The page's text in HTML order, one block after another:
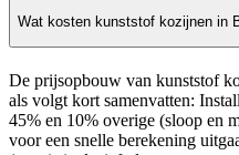
Wat kosten kunststof kozijnen in
De prijsopbouw van kunststof
als volgt kort samenvatten:
45% en 10% overige (sloop en
voor een snelle berekening